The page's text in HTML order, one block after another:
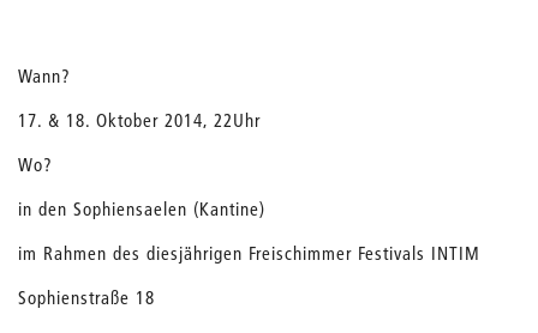
Wann?
17. & 18. Oktober 2014, 22Uhr
Wo?
in den Sophiensaelen (Kantine)
im Rahmen des diesjährigen Freischimmer Festivals INTIM
Sophienstraße 18